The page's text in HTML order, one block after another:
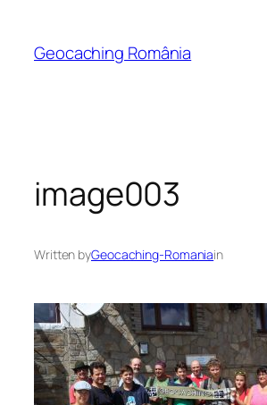
content
Geocaching România
image003
Written byGeocaching-Romaniain